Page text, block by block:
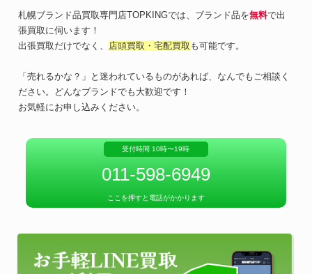
札幌ブランド品買取専門店TOPKINGでは、ブランド品を無料で出
張買取に伺います！
出張買取だけでなく、
店頭買取・宅配買取 も可能です。
「売れるかな？」と迷われているものがあれば、なんでもご相談く
ださい。どんなブランドでも大歓迎です！
お気軽にお申し込みください。
受付時間 10時〜19時
011-598-6949
ここを押すと電話がかかります